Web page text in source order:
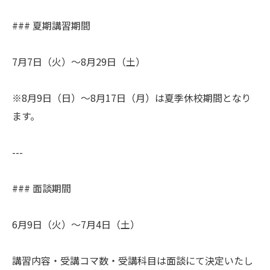
### 夏期講習期間
7月7日（火）～8月29日（土）
※8月9日（日）～8月17日（月）は夏季休校期間となり
ます。
---
### 面談期間
6月9日（火）～7月4日（土）
講習内容・受講コマ数・受講科目は面談にて決定いたし